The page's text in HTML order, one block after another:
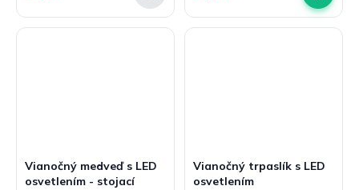
Vianočný medveď s LED
osvetlením - stojací
Vianočný trpaslík s LED
osvetlením